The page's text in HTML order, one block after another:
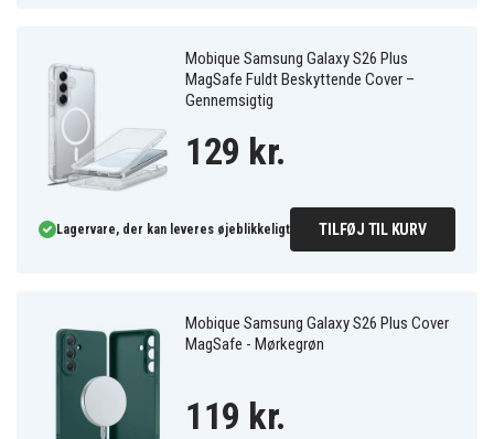
Mobique Samsung Galaxy S26 Plus
MagSafe Fuldt Beskyttende Cover –
Gennemsigtig
129 kr.
Lagervare, der kan leveres øjeblikkeligt TILFØJ TIL KURV
Mobique Samsung Galaxy S26 Plus Cover
MagSafe - Mørkegrøn
119 kr.